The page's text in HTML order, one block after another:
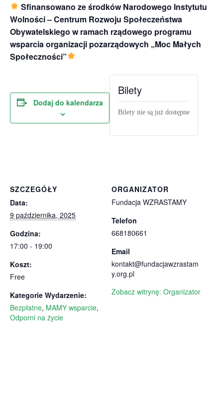
Sfinansowano ze środków Narodowego Instytutu
Wolności – Centrum Rozwoju Społeczeństwa
Obywatelskiego w ramach rządowego programu
wsparcia organizacji pozarządowych „Moc Małych
Społeczności”
Dodaj do kalendarza
SZCZEGÓŁY
Data:
9 października, 2025
Godzina:
17:00 - 19:00
Koszt:
Free
Kategorie Wydarzenie:
Bezpłatne, MAMY wsparcie,
Odporni na życie
ORGANIZATOR
Fundacja WZRASTAMY
Telefon
668180661
Email
kontakt@fundacjawzrastam
y.org.pl
Zobacz witrynę: Organizator
Bilety
Bilety nie są już dostępne